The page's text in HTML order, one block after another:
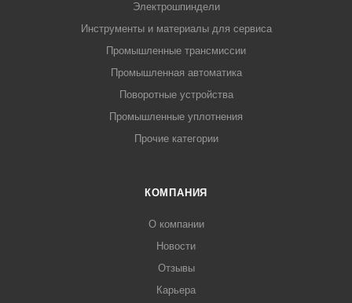
Электрошпиндели
Инструменты и материалы для сервиса
Промышленные трансмиссии
Промышленная автоматика
Поворотные устройства
Промышленные уплотнения
Прочие категории
КОМПАНИЯ
О компании
Новости
Отзывы
Карьера